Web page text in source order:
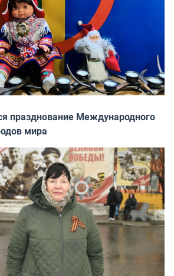
празднование Международного
мира